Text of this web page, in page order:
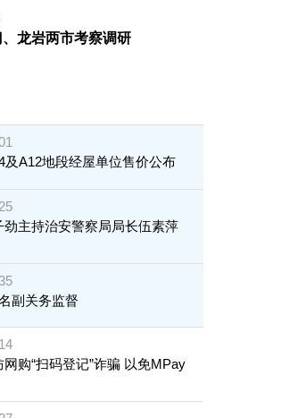
龙岩两市考察调研
及A12地段经屋单位售价公布
劲主持治安警察局局长伍素萍
副关务监督
购“扫码登记”诈骗 以免MPay